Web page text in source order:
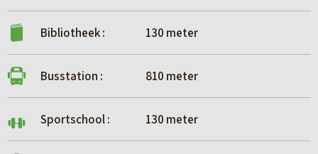
Bibliotheek : 130 meter
Busstation : 810 meter
Sportschool : 130 meter